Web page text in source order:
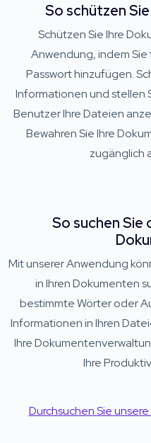
So schützen
Schützen Sie Ihre
Anwendung, indem
Passwort hinzufügen.
Informationen und stellen
Benutzer Ihre Dateien
Bewahren Sie Ihre
zugänglich
So suchen Sie
Mit unserer Anwendung
in Ihren Dokumenten
bestimmte Wörter oder
Informationen in Ihren
Ihre
Ihre
Durchsuchen Sie